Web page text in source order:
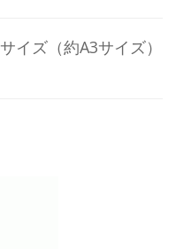
イズ（約A3サイズ）